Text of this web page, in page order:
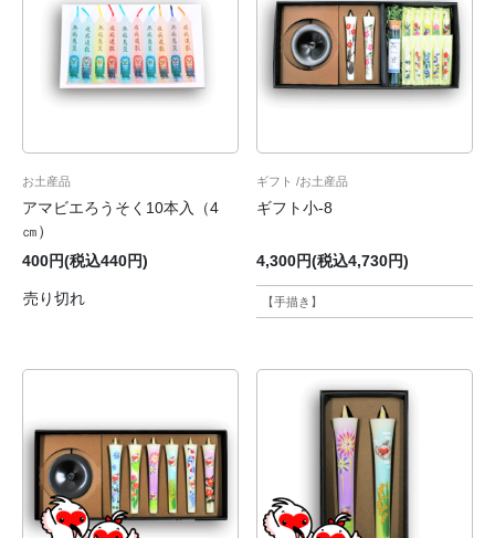
お土産品
アマビエろうそく10本入（4
㎝）
400円(税込440円)
売り切れ
ギフト お土産品
ギフト小-8
4,300円(税込4,730円)
【手描き】